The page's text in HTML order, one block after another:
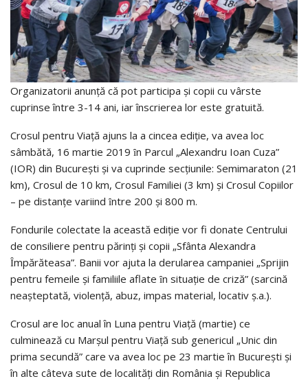
Organizatorii anunță că pot participa și copii cu vârste
cuprinse între 3-14 ani, iar înscrierea lor este gratuită.
Crosul pentru Viață ajuns la a cincea ediție, va avea loc
sâmbătă, 16 martie 2019 ȋn Parcul „Alexandru Ioan Cuza”
(IOR) din București și va cuprinde secțiunile: Semimaraton (21
km), Crosul de 10 km, Crosul Familiei (3 km) și Crosul Copiilor
– pe distanțe variind ȋntre 200 și 800 m.
Fondurile colectate la această ediție vor fi donate Centrului
de consiliere pentru părinți și copii „Sfânta Alexandra
Ȋmpărăteasa”. Banii vor ajuta la derularea campaniei „Sprijin
pentru femeile și familiile aflate ȋn situație de criză” (sarcină
neașteptată, violență, abuz, impas material, locativ ș.a.).
Crosul are loc anual în Luna pentru Viață (martie) ce
culminează cu Marșul pentru Viață sub genericul „Unic din
prima secundă” care va avea loc pe 23 martie în București și
în alte câteva sute de localități din România și Republica